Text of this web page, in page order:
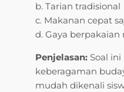
b. Tarian tradisional
c. Makanan cepat
d. Gaya berpakaian
Penjelasan: Soal
keberagaman
mudah dikenali